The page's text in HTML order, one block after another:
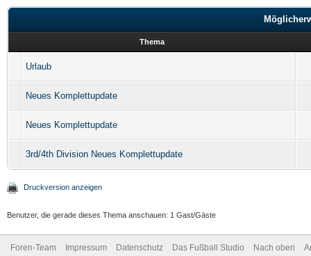
Thema
Urlaub
Neues Komplettupdate
Neues Komplettupdate
3rd/4th Division Neues Komplettupdate
Druckversion anzeigen
Benutzer, die gerade dieses Thema anschauen: 1 Gast/Gäste
Foren-Team Impressum Datenschutz Das Fußball Studio Nach oben